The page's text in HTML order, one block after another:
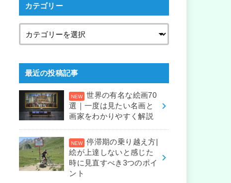
カテゴリー
最近の投稿記事
世界の有名な絵画70
選｜一度は見たい名画と
画家をわかりやすく解説
停滞期の乗り越え方|
絵が上達しないと感じた
時に見直すべき3つのポイ
ント